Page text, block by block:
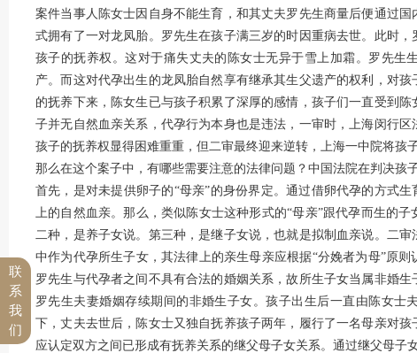
案件当事人陈女士因自身不能生育，和其丈夫罗先生商量后便通过
式拥有了一对龙凤胎。罗先生在孩子满三岁的时因重病去世。此时
孩子的抚养权。这对于痛失丈夫的陈女士无异于雪上加霜。罗先生
产。而这对代孕出生的龙凤胎自然享有继承其生父遗产的权利，对
的抚养下来，陈女生已与孩子积累了深厚的感情，孩子们一直受到
子并无自然血亲关系，代孕行为本身也是违法，一审时，上海闵行
孩子的抚养权显得困难重重，但二审最终迎来逆转，上海一中院将孩
那么在这个案子中，有哪些需要注意的法律问题？中国法院在判决孩
首先，是对未提供卵子的“母亲”的身份界定。通过借卵代孕的方式
上的自然血亲。那么，类似陈女士这种形式的“母亲”跟代孕而生的
二种，是养子女说。第三种，是继子女说，也就是拟制血亲说。二
中作为代孕所生子女，其法律上的亲生母亲应根据“分娩者为母”原
罗先生与代孕者之间不具有合法的婚姻关系，故所生子女当属非婚
罗先生夫妻婚姻存续期间的非婚生子女。孩子出生后一直由陈女士
下，丈夫去世后，陈女士又独自抚养孩子两年，履行了一名母亲对
应认定双方之间已形成有抚养关系的继父母子女关系。通过继父母子
联
系
我
们